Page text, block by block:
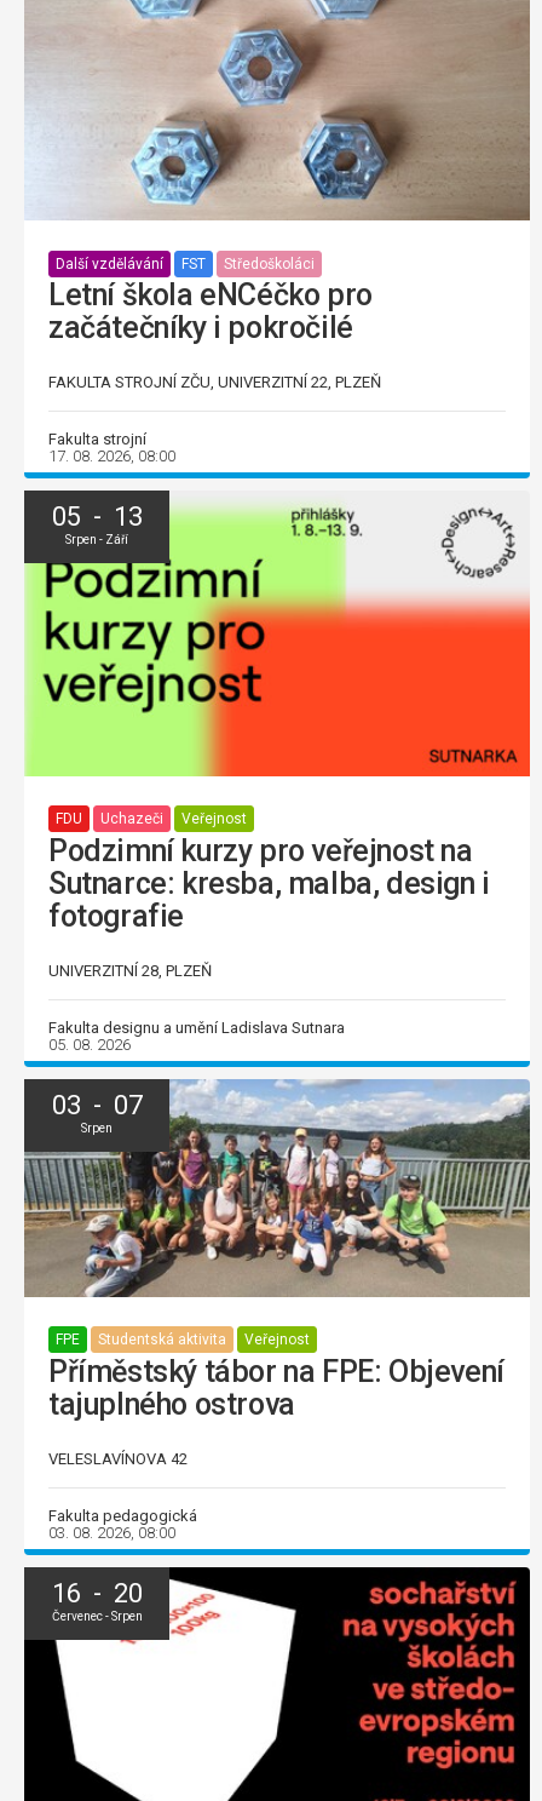
Další vzdělávání FST Středoškoláci
Letní škola eNCéčko pro
začátečníky i pokročilé
FAKULTA STROJNÍ ZČU, UNIVERZITNÍ 22, PLZEŇ
Fakulta strojní
17. 08. 2026, 08:00
05 - 13
Srpen - Září
FDU Uchazeči Veřejnost
Podzimní kurzy pro veřejnost na
Sutnarce: kresba, malba, design i
fotografie
UNIVERZITNÍ 28, PLZEŇ
Fakulta designu a umění Ladislava Sutnara
05. 08. 2026
03 - 07
Srpen
FPE Studentská aktivita Veřejnost
Příměstský tábor na FPE: Objevení
tajuplného ostrova
VELESLAVÍNOVA 42
Fakulta pedagogická
03. 08. 2026, 08:00
16 - 20
Červenec - Srpen